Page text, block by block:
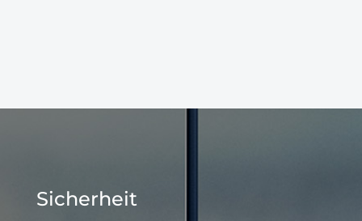
Sicherheit